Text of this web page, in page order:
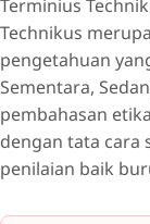
Terminius
Technikus
pengetahuan
Sementara,
pembahasan
dengan tata cara
penilaian baik